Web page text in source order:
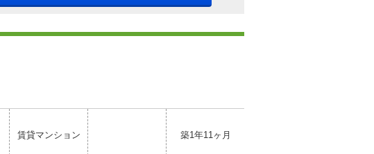
賃貸マンション 築1年11ヶ月